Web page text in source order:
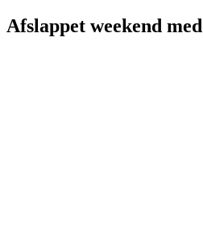
Afslappet weekend